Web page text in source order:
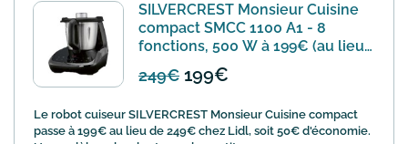
SILVERCREST Monsieur Cuisine
compact SMCC 1100 A1 - 8
fonctions, 500 W à 199€ (au lieu
249€ 199€
Le robot cuiseur SILVERCREST Monsieur Cuisine compact
passe à 199€ au lieu de 249€ chez Lidl, soit 50€ d'économie.